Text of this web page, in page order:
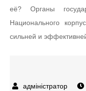
её? Органы
Национального
сильней и